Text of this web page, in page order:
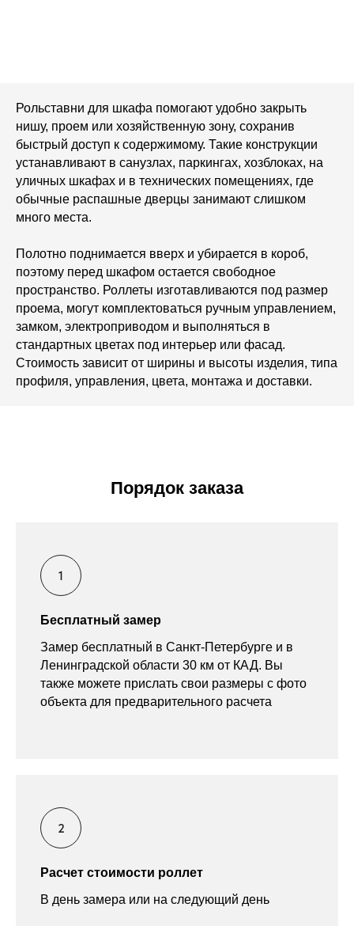
Рольставни для шкафа помогают удобно закрыть
нишу, проем или хозяйственную зону, сохранив
быстрый доступ к содержимому. Такие конструкции
устанавливают в санузлах, паркингах, хозблоках, на
уличных шкафах и в технических помещениях, где
обычные распашные дверцы занимают слишком
много места.
Полотно поднимается вверх и убирается в короб,
поэтому перед шкафом остается свободное
пространство. Роллеты изготавливаются под размер
проема, могут комплектоваться ручным управлением,
замком, электроприводом и выполняться в
стандартных цветах под интерьер или фасад.
Стоимость зависит от ширины и высоты изделия, типа
профиля, управления, цвета, монтажа и доставки.
Порядок заказа
Бесплатный замер
Замер бесплатный в Санкт-Петербурге и в
Ленинградской области 30 км от КАД. Вы
также можете прислать свои размеры с фото
объекта для предварительного расчета
Расчет стоимости роллет
В день замера или на следующий день